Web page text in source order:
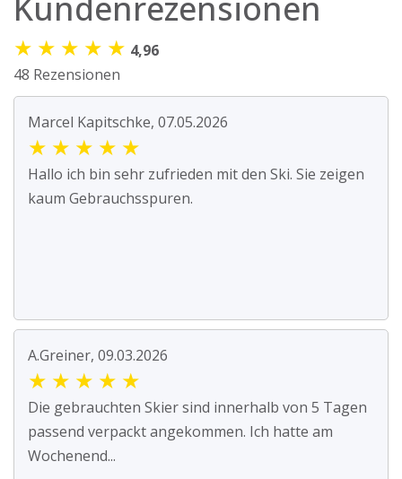
★ ★ ★ ★ ★ 4,96
48 Rezensionen
Marcel Kapitschke, 07.05.2026
★ ★ ★ ★ ★
Hallo ich bin sehr zufrieden mit den Ski. Sie zeigen
kaum Gebrauchsspuren.
A.Greiner, 09.03.2026
★ ★ ★ ★ ★
Die gebrauchten Skier sind innerhalb von 5 Tagen
passend verpackt angekommen. Ich hatte am
Wochenend...